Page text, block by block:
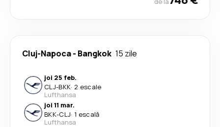
Cluj-Napoca- Bangkok 15 zile
joi 25 feb.
CLJ-BKK· 2 escale
Lufthansa
joi 11 mar.
BKK-CLJ· 1 escală
Lufthansa